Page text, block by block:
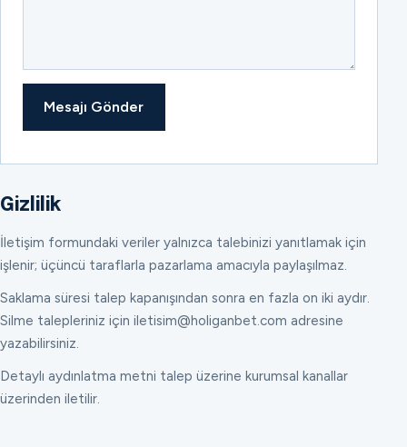
Mesajı Gönder
Gizlilik
İletişim formundaki veriler yalnızca talebinizi yanıtlamak için
işlenir; üçüncü taraflarla pazarlama amacıyla paylaşılmaz.
Saklama süresi talep kapanışından sonra en fazla on iki aydır.
Silme talepleriniz için iletisim@holiganbet.com adresine
yazabilirsiniz.
Detaylı aydınlatma metni talep üzerine kurumsal kanallar
üzerinden iletilir.